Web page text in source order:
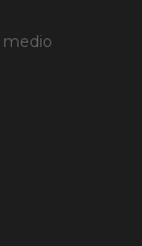
medio